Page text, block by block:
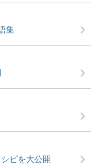
集
ピを大公開